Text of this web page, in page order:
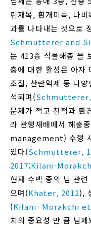
린재목, 흰개미목, 나
과를 나타내는 것으로
Schmutterer and
는 413종 식물해충 을
충에 대한 활성은 아자
조절, 산란억제 등 다
석되며(Schmutterer,
문제가 적고 천적과 환
라 관행재배에서 해
management) 수행
있다(Schmutterer,
2017;Kilani-
현재 수백 종의 님 관
으며(Khater, 2012),
(Kilani- Morakchi
치의 중요성 만 큼 님